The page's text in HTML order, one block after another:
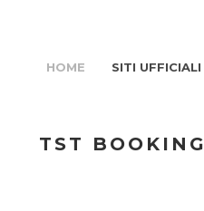
HOME SITI UFFICIALI
TST BOOKING